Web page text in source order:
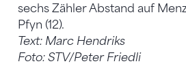
sechs Zähler Abstand auf
Pfyn (12).
Text: Marc Hendriks
Foto: STV/Peter Friedli